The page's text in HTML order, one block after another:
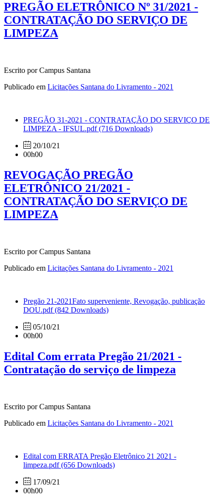
PREGÃO ELETRÔNICO Nº 31/2021 -
CONTRATAÇÃO DO SERVIÇO DE
LIMPEZA
Escrito por Campus Santana
Publicado em Licitações Santana do Livramento - 2021
PREGÃO 31-2021 - CONTRATAÇÃO DO SERVIÇO DE
LIMPEZA - IFSUL.pdf(716 Downloads)
20/10/21
00h00
REVOGAÇÃO PREGÃO
ELETRÔNICO 21/2021 -
CONTRATAÇÃO DO SERVIÇO DE
LIMPEZA
Escrito por Campus Santana
Publicado em Licitações Santana do Livramento - 2021
Pregão 21-2021Fato superveniente, Revogação, publicação
DOU.pdf(842 Downloads)
05/10/21
00h00
Edital Com errata Pregão 21/2021 -
Contratação do serviço de limpeza
Escrito por Campus Santana
Publicado em Licitações Santana do Livramento - 2021
Edital com ERRATA Pregão Eletrônico 21 2021 -
limpeza.pdf(656 Downloads)
17/09/21
00h00